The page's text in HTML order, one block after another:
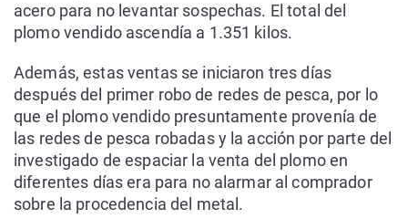
acero para no levantar sospechas. El total del
plomo vendido ascendía a 1.351 kilos.
Además, estas ventas se iniciaron tres días
después del primer robo de redes de pesca, por lo
que el plomo vendido presuntamente provenía de
las redes de pesca robadas y la acción por parte del
investigado de espaciar la venta del plomo en
diferentes días era para no alarmar al comprador
sobre la procedencia del metal.